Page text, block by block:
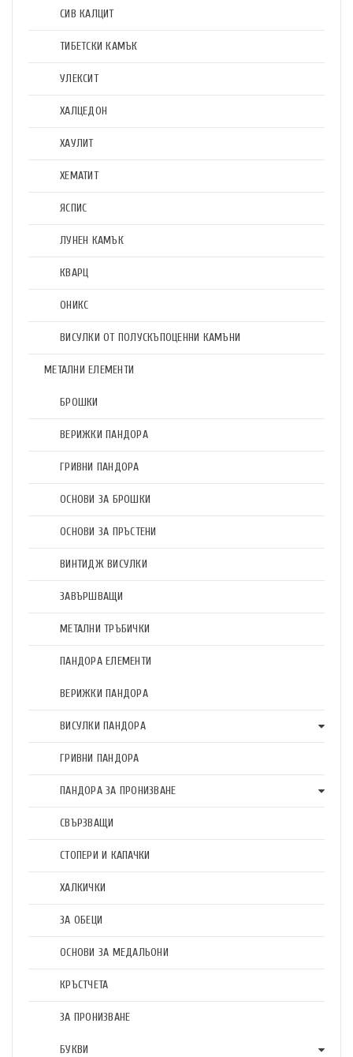
СИВ КАЛЦИТ
ТИБЕТСКИ КАМЪК
УЛЕКСИТ
ХАЛЦЕДОН
ХАУЛИТ
ХЕМАТИТ
ЯСПИС
ЛУНЕН КАМЪК
КВАРЦ
ОНИКС
ВИСУЛКИ ОТ ПОЛУСКЪПОЦЕННИ КАМЪНИ
МЕТАЛНИ ЕЛЕМЕНТИ
БРОШКИ
ВЕРИЖКИ ПАНДОРА
ГРИВНИ ПАНДОРА
ОСНОВИ ЗА БРОШКИ
ОСНОВИ ЗА ПРЪСТЕНИ
ВИНТИДЖ ВИСУЛКИ
ЗАВЪРШВАЩИ
МЕТАЛНИ ТРЪБИЧКИ
ПАНДОРА ЕЛЕМЕНТИ
ВЕРИЖКИ ПАНДОРА
ВИСУЛКИ ПАНДОРА
ГРИВНИ ПАНДОРА
ПАНДОРА ЗА ПРОНИЗВАНЕ
СВЪРЗВАЩИ
СТОПЕРИ И КАПАЧКИ
ХАЛКИЧКИ
ЗА ОБЕЦИ
ОСНОВИ ЗА МЕДАЛЬОНИ
КРЪСТЧЕТА
ЗА ПРОНИЗВАНЕ
БУКВИ